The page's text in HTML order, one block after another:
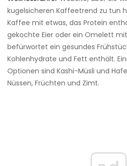
kugelsicheren Kaffeetrend zu tun
Kaffee mit etwas, das Protein
gekochte Eier oder ein Omelett
befürwortet ein gesundes
Kohlenhydrate und Fett enthält.
Optionen sind Kashi-Müsli und
Nüssen, Früchten und Zimt.